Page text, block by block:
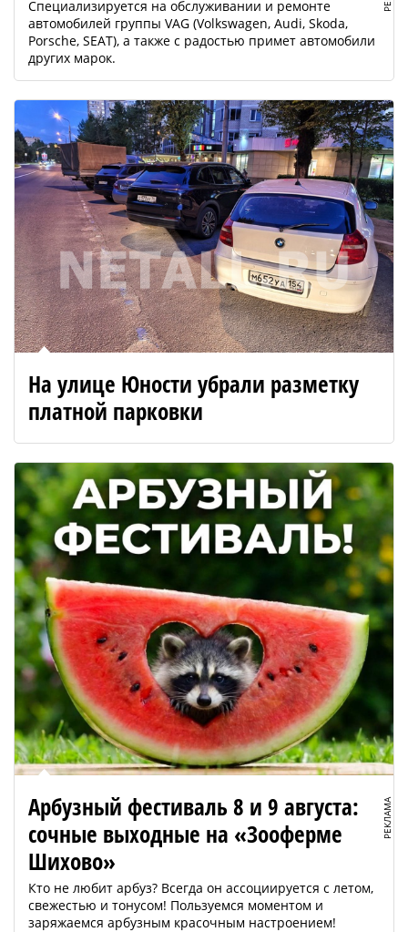
Специализируется на обслуживании и ремонте
автомобилей группы VAG (Volkswagen, Audi, Skoda,
Porsche, SEAT), а также с радостью примет автомобили
других марок.
На улице Юности убрали разметку
платной парковки
РЕКЛАМА
Арбузный фестиваль 8 и 9 августа:
сочные выходные на «Зооферме
Шихово»
Кто не любит арбуз? Всегда он ассоциируется с летом,
свежестью и тонусом! Пользуемся моментом и
заряжаемся арбузным красочным настроением!